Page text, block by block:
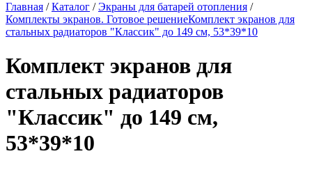
Главная /Каталог /Экраны для батарей отопления /
Комплекты экранов. Готовое решениеКомплект экранов для
стальных радиаторов "Классик" до 149 см, 53*39*10
Комплект экранов для
стальных радиаторов
"Классик" до 149 см,
53*39*10